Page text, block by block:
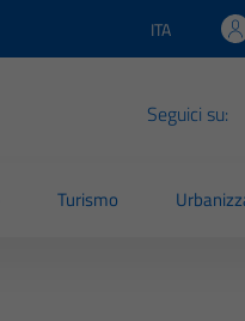
Lingua attiva:
ITA
Seguici su:
Turismo